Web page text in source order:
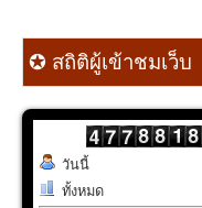
✪ สถิติผู้เข้าชมเว็บ
วันนี้
ทั้งหมด